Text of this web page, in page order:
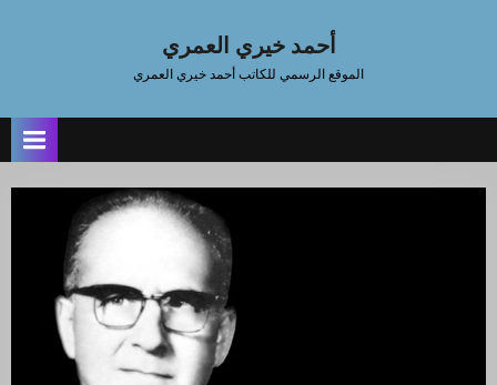
أحمد خيري العمري
الموقع الرسمي للكاتب أحمد خيري العمري